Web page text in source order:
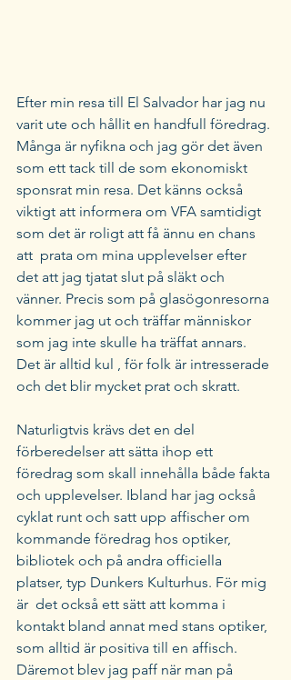
​Efter min resa till El Salvador har jag nu
varit ute och hållit en handfull föredrag.
Många är nyfikna och jag gör det även
som ett tack till de som ekonomiskt
sponsrat min resa. Det känns också
viktigt att informera om VFA samtidigt
som det är roligt att få ännu en chans
att  prata om mina upplevelser efter
det att jag tjatat slut på släkt och
vänner. Precis som på glasögonresorna
kommer jag ut och träffar människor
som jag inte skulle ha träffat annars.
Det är alltid kul , för folk är intresserade
och det blir mycket prat och skratt.
Naturligtvis krävs det en del
förberedelser att sätta ihop ett
föredrag som skall innehålla både fakta
och upplevelser. Ibland har jag också
cyklat runt och satt upp affischer om
kommande föredrag hos optiker,
bibliotek och på andra officiella
platser, typ Dunkers Kulturhus. För mig
är  det också ett sätt att komma i
kontakt bland annat med stans optiker,
som alltid är positiva till en affisch.
Däremot blev jag paff när man på